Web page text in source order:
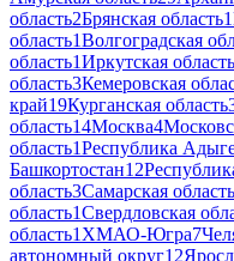
область2Брянская область1
область1Волгоградская
область1Иркутская область
область3Кемеровская
край19Курганская область
область14Москва4
область1Республика
Башкортостан12
область3Самарская область
область1Свердловская
область1 ХМАО-Югра7
автономный округ12